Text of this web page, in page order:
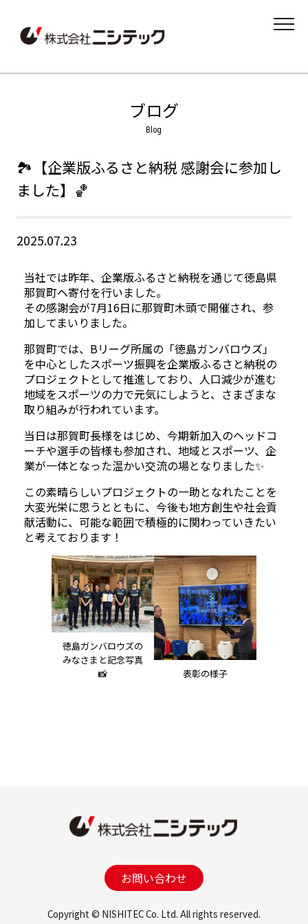
ブログ
🏞️【企業版ふるさと納税 感謝会に参加し
ました】🏀
2025.07.23
当社では昨年、企業版ふるさと納税を通じて徳島県
那賀町へ寄付を行いました。
その感謝会が7月16日に那賀町木頭で開催され、参
加してまいりました。
那賀町では、Bリーグ所属の「徳島ガンバロウズ」
を中心としたスポーツ振興を企業版ふるさと納税の
プロジェクトとして推進しており、人口減少が進む
地域をスポーツの力で元気にしようと、さまざまな
取り組みが行われています。
当日は那賀町長様をはじめ、今期新加入のヘッドコ
ーチや選手の皆様も参加され、地域とスポーツ、企
業が一体となった温かい交流の場となりました✨
この素晴らしいプロジェクトの一助となれたことを
大変光栄に思うとともに、今後も地方創生や社会貢
献活動に、可能な範囲で積極的に関わっていきたい
と考えております！
徳島ガンバロウズの
みなさまと記念写真
📸
表彰の様子
お問い合わせ
Copyright © NISHITEC Co. Ltd. All rights reserved.